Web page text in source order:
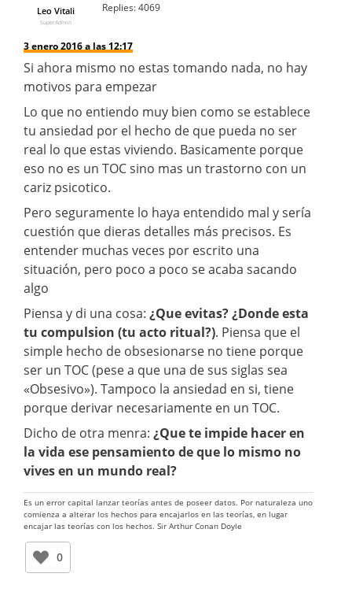
Leo Vitali
SuperAdmin
Replies:4069
3 enero 2016 a las 12:17
Si ahora mismo no estas tomando nada, no hay
motivos para empezar
Lo que no entiendo muy bien como se establece
tu ansiedad por el hecho de que pueda no ser
real lo que estas viviendo. Basicamente porque
eso no es un TOC sino mas un trastorno con un
cariz psicotico.
Pero seguramente lo haya entendido mal y sería
cuestión que dieras detalles más precisos. Es
entender muchas veces por escrito una
situación, pero poco a poco se acaba sacando
algo
Piensa y di una cosa: ¿Que evitas? ¿Donde esta
tu compulsion (tu acto ritual?). Piensa que el
simple hecho de obsesionarse no tiene porque
ser un TOC (pese a que una de sus siglas sea
«Obsesivo»). Tampoco la ansiedad en si, tiene
porque derivar necesariamente en un TOC.
Dicho de otra menra: ¿Que te impide hacer en
la vida ese pensamiento de que lo mismo no
vives en un mundo real?
Es un error capital lanzar teorías antes de poseer datos. Por naturaleza uno
comienza a alterar los hechos para encajarlos en las teorías, en lugar
encajar las teorías con los hechos. Sir Arthur Conan Doyle
0